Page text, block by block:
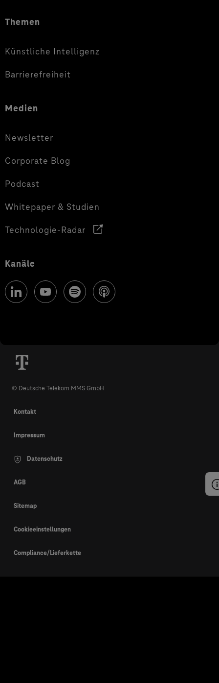
Themen
Künstliche Intelligenz
Barrierefreiheit
Medien
Newsletter
Corporate Blog
Podcast
Whitepaper & Studien
Technologie-Radar
Kanäle
© Deutsche Telekom MMS GmbH
Kontakt
Impressum
Datenschutz
AGB
Sitemap
Cookieeinstellungen
Compliance/Lieferkette